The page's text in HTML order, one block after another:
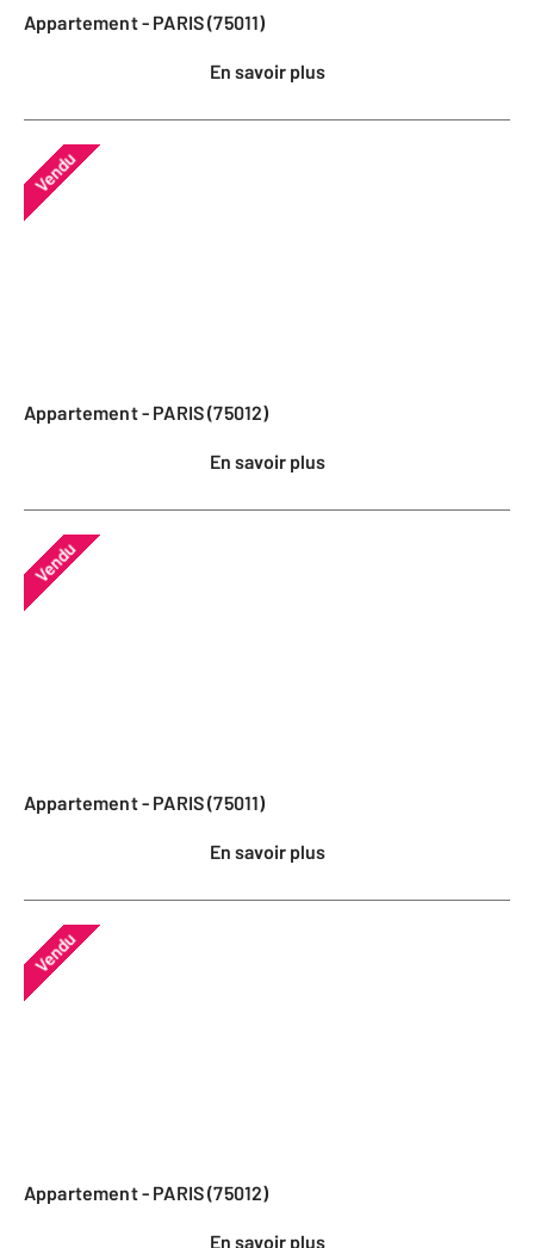
Appartement - PARIS (75011)
En savoir plus
Vendu
Appartement - PARIS (75012)
En savoir plus
Vendu
Appartement - PARIS (75011)
En savoir plus
Vendu
Appartement - PARIS (75012)
En savoir plus